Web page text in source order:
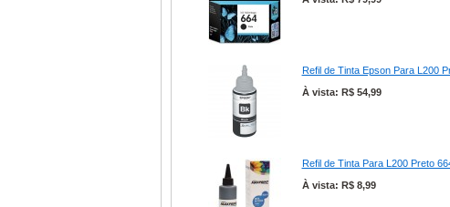
Refil de Tinta Epson Para L200
À vista: R$ 54,99
Refil de Tinta Para L200 Preto
À vista: R$ 8,99